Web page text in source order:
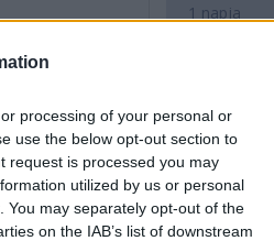
processing of your personal or
use the below opt-out section to
request is processed you may
utilized by us or personal
may separately opt-out of the
on the IAB’s list of downstream
Piastri pedig
1 napja
Újabb